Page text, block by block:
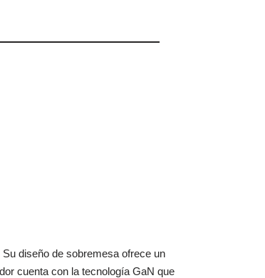
diseño de sobremesa ofrece un
cuenta con la tecnología GaN que